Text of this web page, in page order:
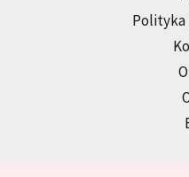
Polityka